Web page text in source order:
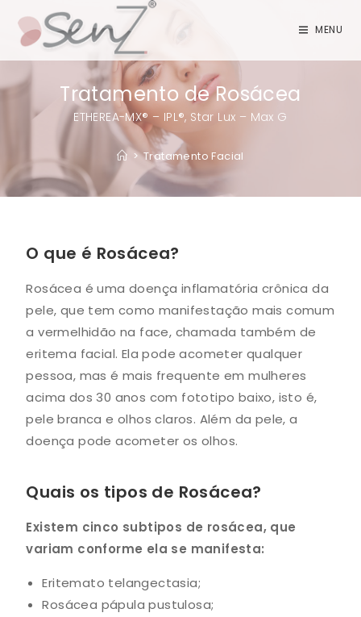
MENU
Tratamento de Rosácea
ETHEREA-MX® – IPL®, Star Lux – Max G
> Tratamento Facial
O que é Rosácea?
Rosácea é uma doença inflamatória crônica da
pele, que tem como manifestação mais comum
a vermelhidão na face, chamada também de
eritema facial. Ela pode acometer qualquer
pessoa, mas é mais frequente em mulheres
acima dos 30 anos com fototipo baixo, isto é,
pele branca e olhos claros. Além da pele, a
doença pode acometer os olhos.
Quais os tipos de Rosácea?
Existem cinco subtipos de rosácea, que
variam conforme ela se manifesta:
Eritemato telangectasia;
Rosácea pápula pustulosa;